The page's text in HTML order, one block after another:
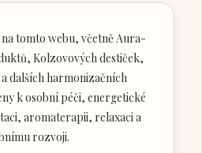
tomto webu, včetně Aura-
Kolzovových destiček,
dalších harmonizačních
k osobní péči, energetické
aromaterapii, relaxaci a
rozvoji.